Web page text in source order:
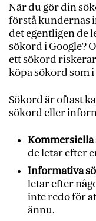
När du gör din
förstå kundernas
det egentligen de
sökord i Google?
ett sökord
köpa sökord som
Sökord är oftast
sökord eller
de letar efter
Informativa
letar efter
inte redo för
ännu.